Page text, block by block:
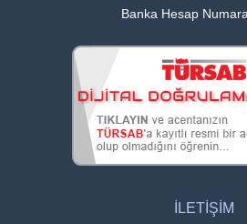
Banka Hesap
İLETİŞİM